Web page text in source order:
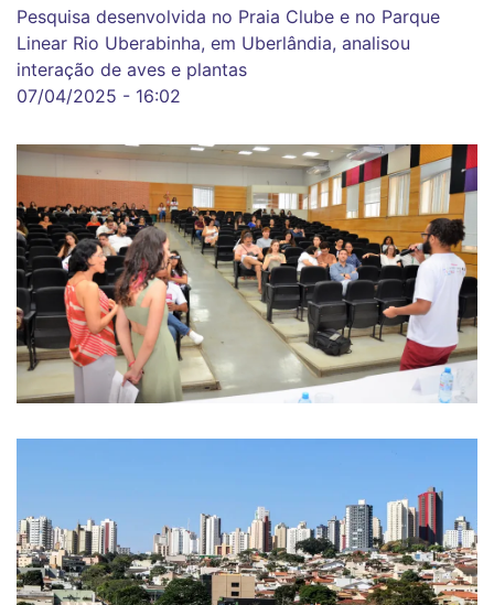
Pesquisa desenvolvida no Praia Clube e no Parque
Linear Rio Uberabinha, em Uberlândia, analisou
interação de aves e plantas
07/04/2025 - 16:02